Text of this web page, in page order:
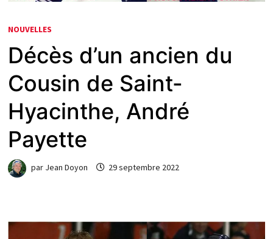
NOUVELLES
Décès d’un ancien du
Cousin de Saint-
Hyacinthe, André
Payette
par Jean Doyon 29 septembre 2022